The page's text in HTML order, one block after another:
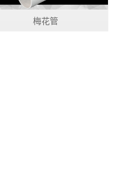
梅花管